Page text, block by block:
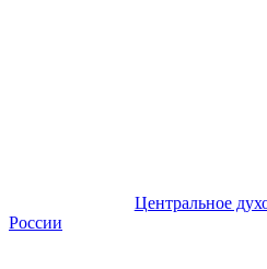
Центральное
России